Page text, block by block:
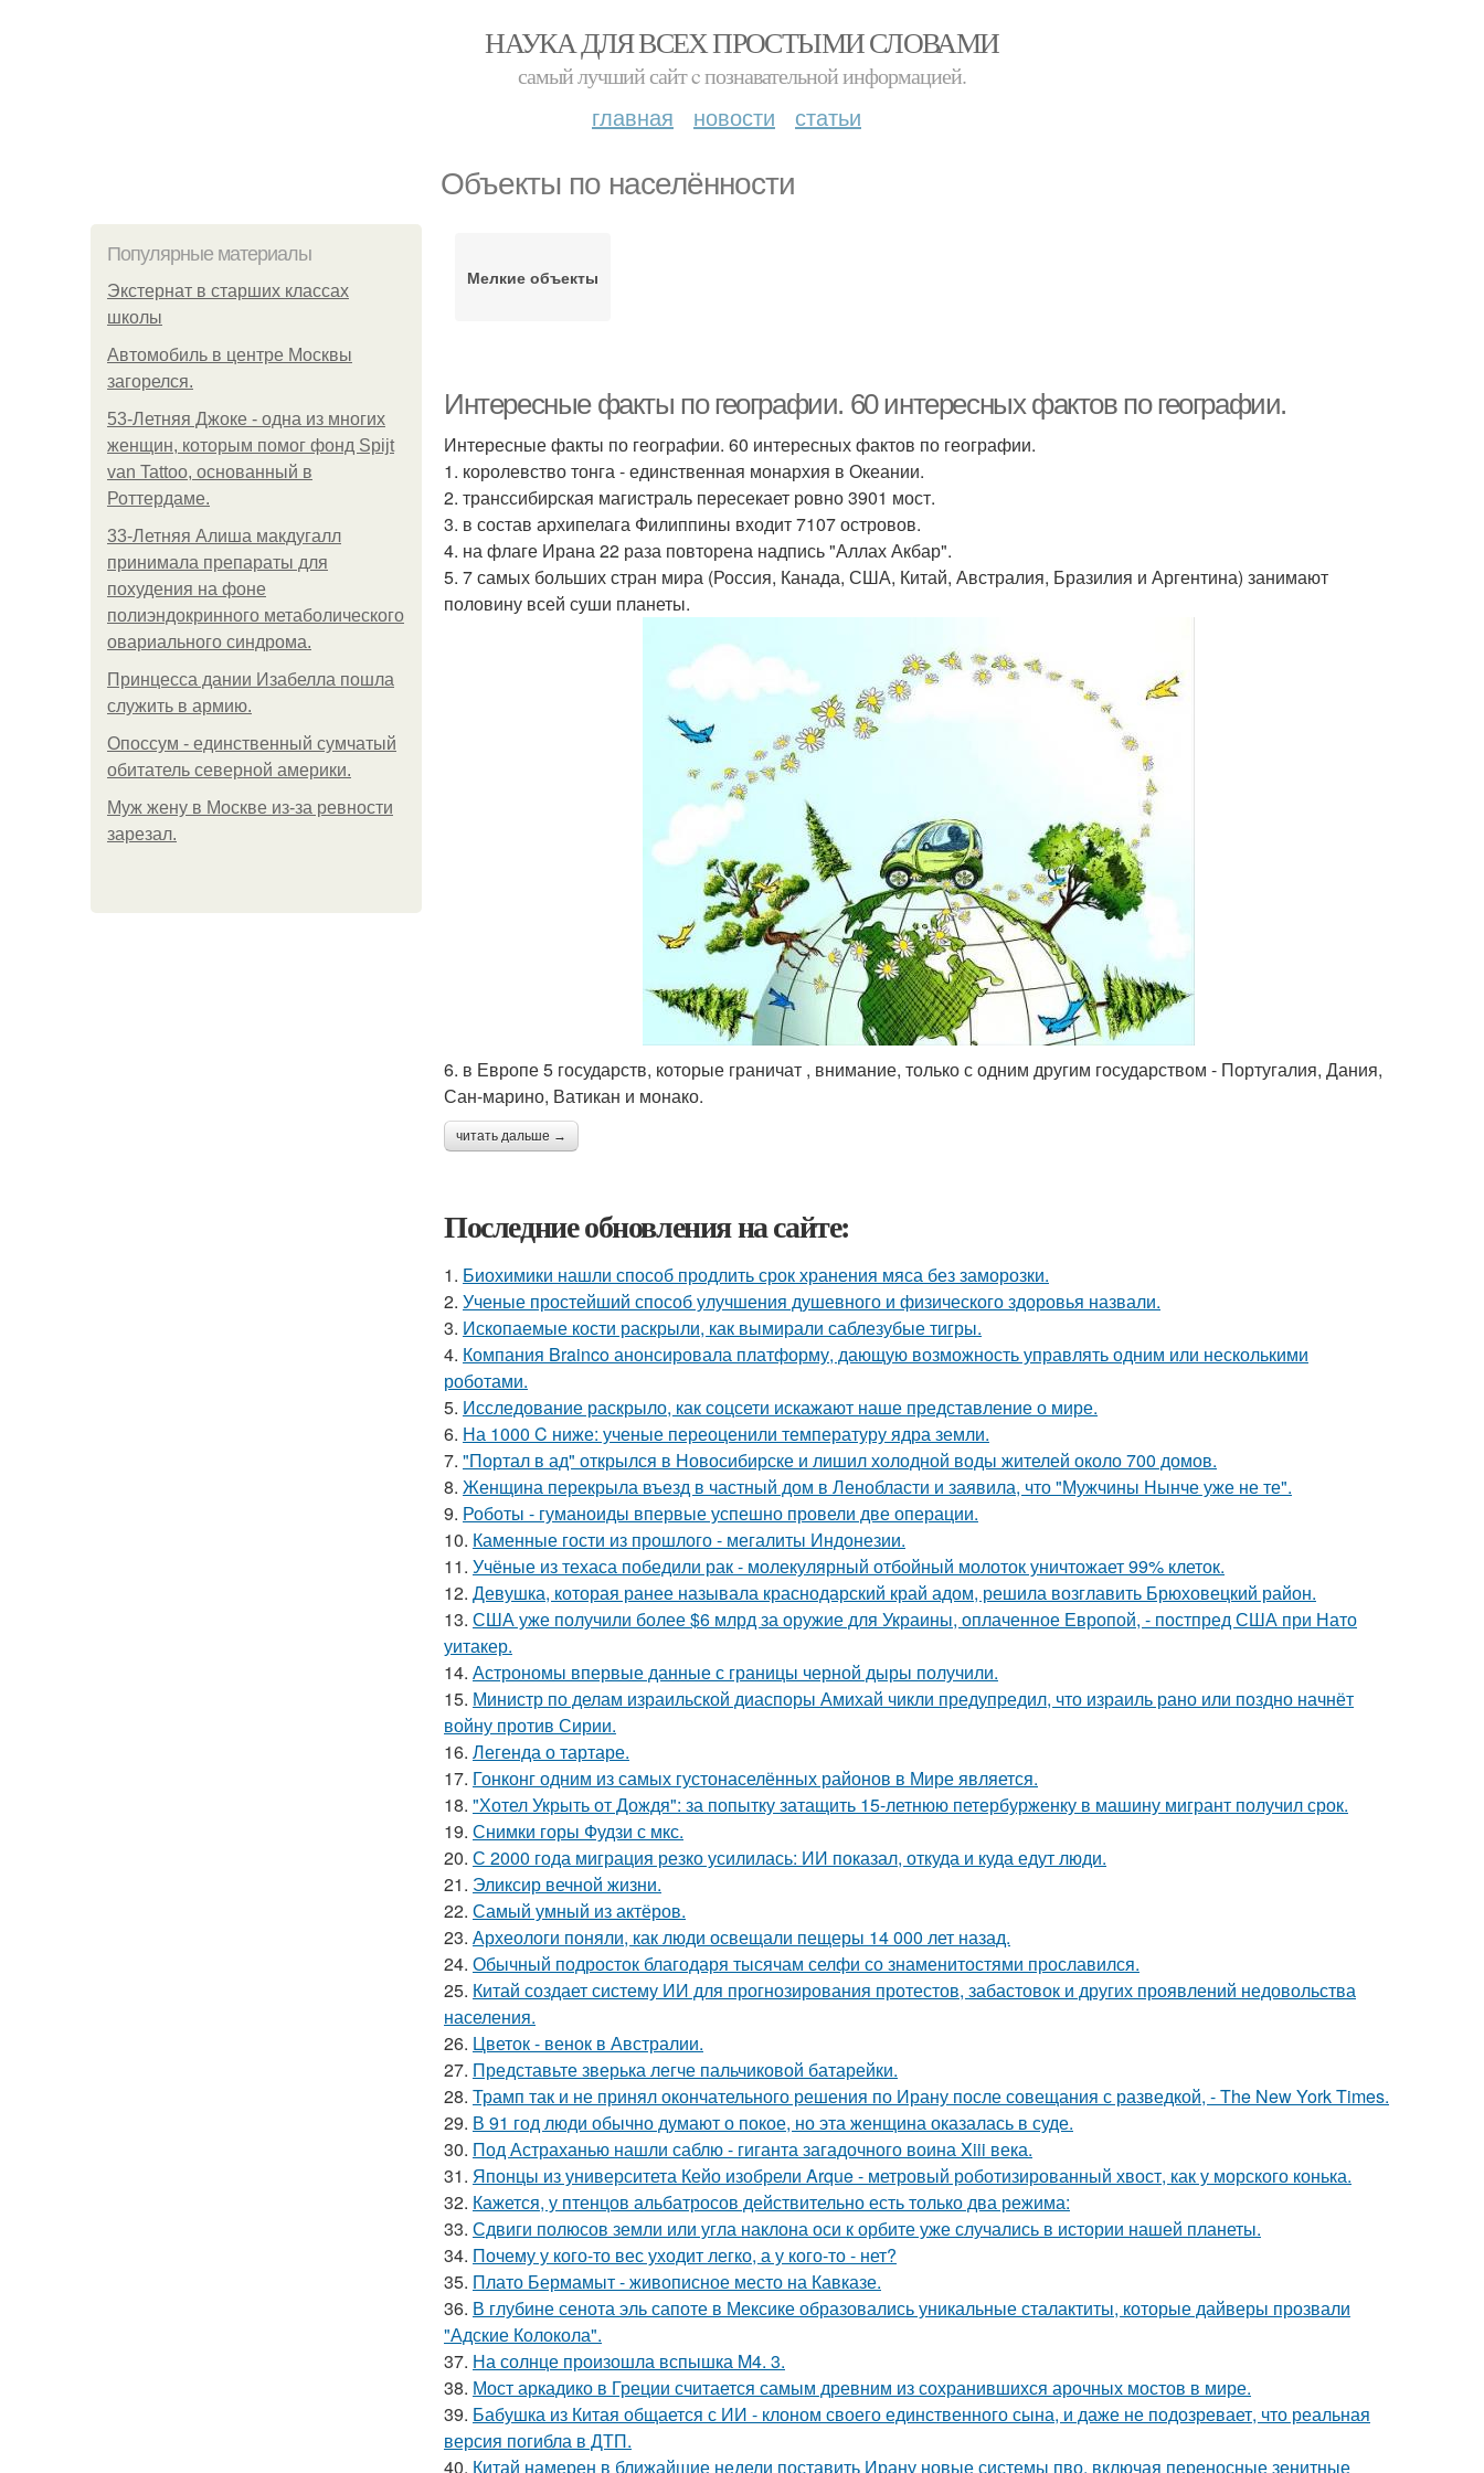
НАУКА ДЛЯ ВСЕХ ПРОСТЫМИ СЛОВАМИ
самый лучший сайт c познавательной информацией.
главная новости статьи
Объекты по населённости
Популярные материалы
Экстернат в старших классах
школы
Автомобиль в центре Москвы
загорелся.
53-Летняя Джоке - одна из многих
женщин, которым помог фонд Spijt
van Tattoo, основанный в
Роттердаме.
33-Летняя Алиша макдугалл
принимала препараты для
похудения на фоне
полиэндокринного метаболического
овариального синдрома.
Принцесса дании Изабелла пошла
служить в армию.
Опоссум - единственный сумчатый
обитатель северной америки.
Mуж жену в Москве из-за ревности
зарезал.
Мелкие объекты
Интересные факты по географии. 60 интересных фактов по географии.
Интересные факты по географии. 60 интересных фактов по географии.
1. королевство тонга - единственная монархия в Океании.
2. транссибирская магистраль пересекает ровно 3901 мост.
3. в состав архипелага Филиппины входит 7107 островов.
4. на флаге Ирана 22 раза повторена надпись "Аллах Акбар".
5. 7 самых больших стран мира (Россия, Канада, США, Китай, Австралия, Бразилия и Аргентина) занимают
половину всей суши планеты.
6. в Европе 5 государств, которые граничат , внимание, только с одним другим государством - Португалия, Дания,
Сан-марино, Ватикан и монако.
читать дальше →
Последние обновления на сайте:
1. Биохимики нашли способ продлить срок хранения мяса без заморозки.
2. Ученые простейший способ улучшения душевного и физического здоровья назвали.
3. Ископаемые кости раскрыли, как вымирали саблезубые тигры.
4. Компания Brainco анонсировала платформу, дающую возможность управлять одним или несколькими
роботами.
5. Исследование раскрыло, как соцсети искажают наше представление о мире.
6. На 1000 C ниже: ученые переоценили температуру ядра земли.
7. "Портал в ад" открылся в Новосибирске и лишил холодной воды жителей около 700 домов.
8. Женщина перекрыла въезд в частный дом в Ленобласти и заявила, что "Мужчины Нынче уже не те".
9. Роботы - гуманоиды впервые успешно провели две операции.
10. Каменные гости из прошлого - мегалиты Индонезии.
11. Учёные из техаса победили рак - молекулярный отбойный молоток уничтожает 99% клеток.
12. Девушка, которая ранее называла краснодарский край адом, решила возглавить Брюховецкий район.
13. США уже получили более $6 млрд за оружие для Украины, оплаченное Европой, - постпред США при Нато
уитакер.
14. Астрономы впервые данные с границы черной дыры получили.
15. Министр по делам израильской диаспоры Амихай чикли предупредил, что израиль рано или поздно начнёт
войну против Сирии.
16. Легенда о тартаре.
17. Гонконг одним из самых густонаселённых районов в Мире является.
18. "Хотел Укрыть от Дождя": за попытку затащить 15-летнюю петербурженку в машину мигрант получил срок.
19. Снимки горы Фудзи с мкс.
20. С 2000 года миграция резко усилилась: ИИ показал, откуда и куда едут люди.
21. Эликсир вечной жизни.
22. Самый умный из актёров.
23. Археологи поняли, как люди освещали пещеры 14 000 лет назад.
24. Обычный подросток благодаря тысячам селфи со знаменитостями прославился.
25. Китай создает систему ИИ для прогнозирования протестов, забастовок и других проявлений недовольства
населения.
26. Цветок - венок в Австралии.
27. Представьте зверька легче пальчиковой батарейки.
28. Трамп так и не принял окончательного решения по Ирану после совещания с разведкой, - The New York Times.
29. В 91 год люди обычно думают о покое, но эта женщина оказалась в суде.
30. Под Астраханью нашли саблю - гиганта загадочного воина Xiii века.
31. Японцы из университета Кейо изобрели Arque - метровый роботизированный хвост, как у морского конька.
32. Кажется, у птенцов альбатросов действительно есть только два режима:
33. Сдвиги полюсов земли или угла наклона оси к орбите уже случались в истории нашей планеты.
34. Почему у кого-то вес уходит легко, а у кого-то - нет?
35. Плато Бермамыт - живописное место на Кавказе.
36. В глубине сенота эль сапоте в Мексике образовались уникальные сталактиты, которые дайверы прозвали
"Адские Колокола".
37. На солнце произошла вспышка M4. 3.
38. Мост аркадико в Греции считается самым древним из сохранившихся арочных мостов в мире.
39. Бабушка из Китая общается с ИИ - клоном своего единственного сына, и даже не подозревает, что реальная
версия погибла в ДТП.
40. Китай намерен в ближайшие недели поставить Ирану новые системы пво, включая переносные зенитные